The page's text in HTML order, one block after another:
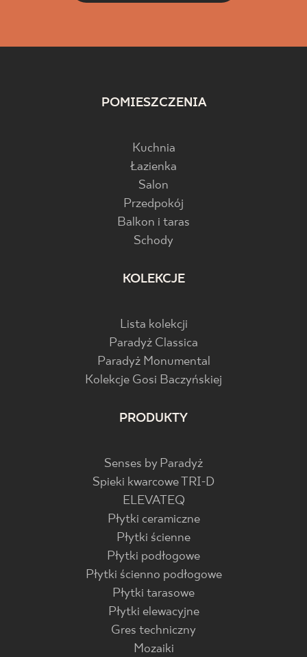
POMIESZCZENIA
Kuchnia
Łazienka
Salon
Przedpokój
Balkon i taras
Schody
KOLEKCJE
Lista kolekcji
Paradyż Classica
Paradyż Monumental
Kolekcje Gosi Baczyńskiej
PRODUKTY
Senses by Paradyż
Spieki kwarcowe TRI-D
ELEVATEQ
Płytki ceramiczne
Płytki ścienne
Płytki podłogowe
Płytki ścienno podłogowe
Płytki tarasowe
Płytki elewacyjne
Gres techniczny
Mozaiki